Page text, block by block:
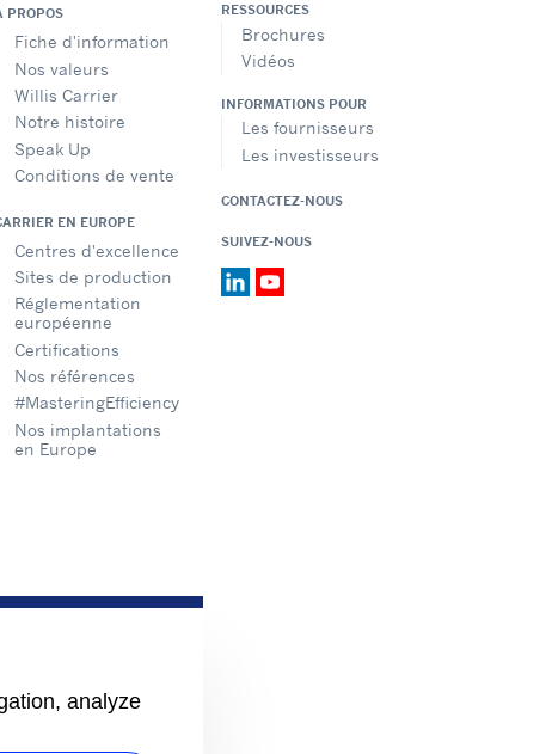
PROPOS
Fiche d'information
Nos valeurs
Willis Carrier
Notre histoire
Speak Up
Conditions de vente
EN EUROPE
Centres d'excellence
Sites de production
Réglementation
européenne
Certifications
Nos références
#MasteringEfficiency
Nos implantations
en Europe
RESSOURCES
Brochures
Vidéos
INFORMATIONS POUR
Les fournisseurs
Les investisseurs
CONTACTEZ-NOUS
SUIVEZ-NOUS
analyze